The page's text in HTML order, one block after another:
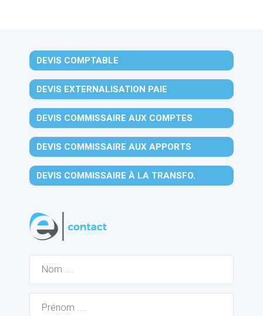
DEVIS COMPTABLE
DEVIS EXTERNALISATION PAIE
DEVIS COMMISSAIRE AUX COMPTES
DEVIS COMMISSAIRE AUX APPORTS
DEVIS COMMISSAIRE À LA TRANSFO.